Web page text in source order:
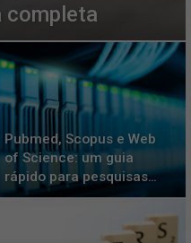
completa
Pubmed, Scopus e Web
of Science: um guia
rápido para pesquisas…